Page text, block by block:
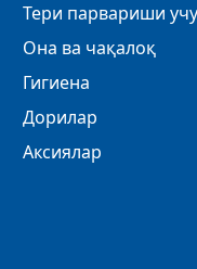
Тери парвариши
Она ва чақалоқ
Гигиена
Дорилар
Аксиялар